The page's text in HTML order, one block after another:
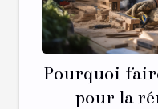
Pourquoi
pour la